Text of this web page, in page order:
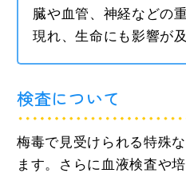
臓や血管、神経などの
現れ、生命にも影響が
検査について
梅毒で見受けられる特殊
ます。さらに血液検査や